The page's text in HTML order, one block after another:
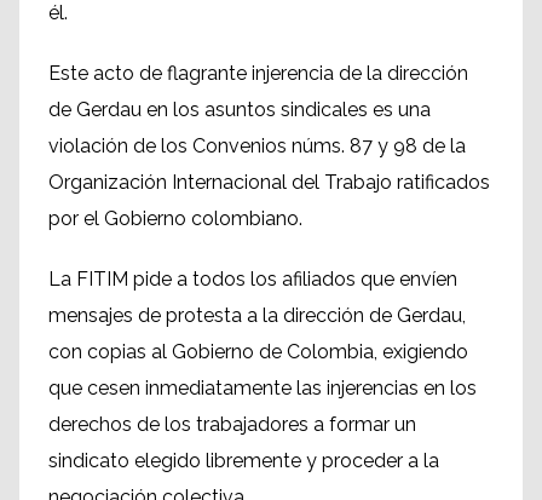
él.
Este acto de flagrante injerencia de la dirección
de Gerdau en los asuntos sindicales es una
violación de los Convenios núms. 87 y 98 de la
Organización Internacional del Trabajo ratificados
por el Gobierno colombiano.
La FITIM pide a todos los afiliados que envíen
mensajes de protesta a la dirección de Gerdau,
con copias al Gobierno de Colombia, exigiendo
que cesen inmediatamente las injerencias en los
derechos de los trabajadores a formar un
sindicato elegido libremente y proceder a la